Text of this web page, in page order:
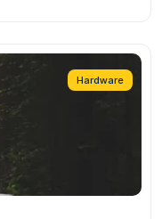
Hardware